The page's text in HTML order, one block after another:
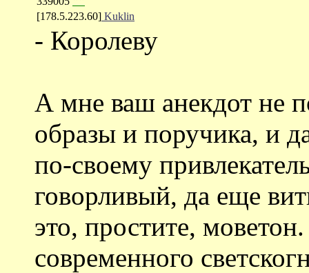
[178.5.223.60] Kuklin
- Королеву
А мне ваш анекдот не
образы и поручика, и
по-своему
говорливый, да еще
это, простите,
современного